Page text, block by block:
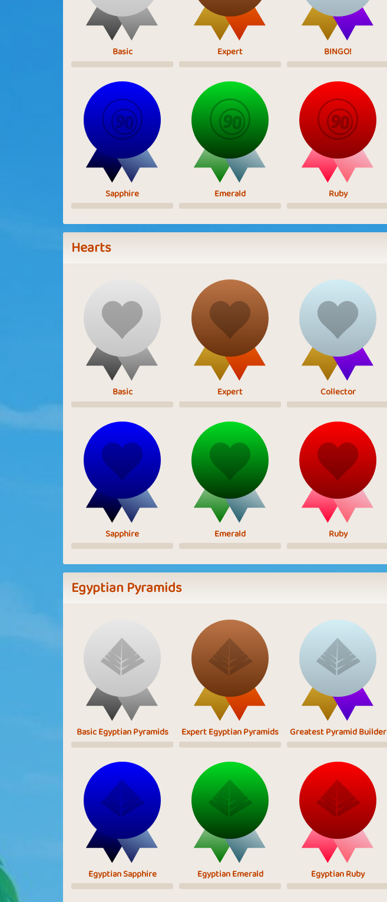
Basic Expert BINGO!
Sapphire Emerald Ruby
Hearts
Basic Expert Collector
Sapphire Emerald Ruby
Egyptian Pyramids
Basic Egyptian Pyramids Expert Egyptian Pyramids Greatest Pyramid Builder
Egyptian Sapphire Egyptian Emerald Egyptian Ruby